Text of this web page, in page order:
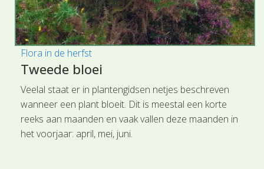
Flora in de herfst
Tweede bloei
Veelal staat er in plantengidsen netjes beschreven
wanneer een plant bloeit. Dit is meestal een korte
reeks aan maanden en vaak vallen deze maanden in
het voorjaar: april, mei, juni.